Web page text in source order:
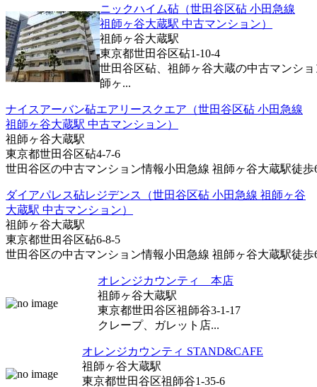
ニックハイム砧（世田谷区砧 小田急線
祖師ヶ谷大蔵駅 中古マンション）
祖師ヶ谷大蔵駅
東京都世田谷区砧1-10-4
世田谷区砧、祖師ヶ谷大蔵の中古マンシ
師ヶ...
ナイスアーバン砧エアリースクエア（世田谷区砧 小田急線
祖師ヶ谷大蔵駅 中古マンション）
祖師ヶ谷大蔵駅
東京都世田谷区砧4-7-6
世田谷区の中古マンション情報小田急線 祖師ヶ谷大蔵駅徒歩
ダイアパレス砧レジデンス（世田谷区砧 小田急線 祖師ヶ谷
大蔵駅 中古マンション）
祖師ヶ谷大蔵駅
東京都世田谷区砧6-8-5
世田谷区の中古マンション情報小田急線 祖師ヶ谷大蔵駅徒歩
オレンジカウンティ 本店
祖師ヶ谷大蔵駅
東京都世田谷区祖師谷3-1-17
クレープ、ガレット店...
オレンジカウンティ STAND&CAFE
祖師ヶ谷大蔵駅
東京都世田谷区祖師谷1-35-6